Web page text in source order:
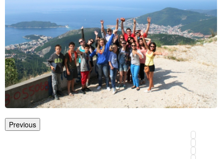
Previous